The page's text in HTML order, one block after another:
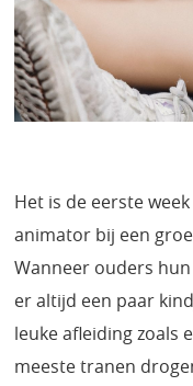
Het is de eerste
animator bij een
Wanneer ouders
er altijd een paar
leuke afleiding zoals
meeste tranen